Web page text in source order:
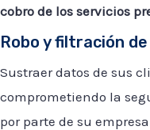
cobro de los servicios
Robo y filtración
Sustraer datos de sus
comprometiendo la
por parte de su